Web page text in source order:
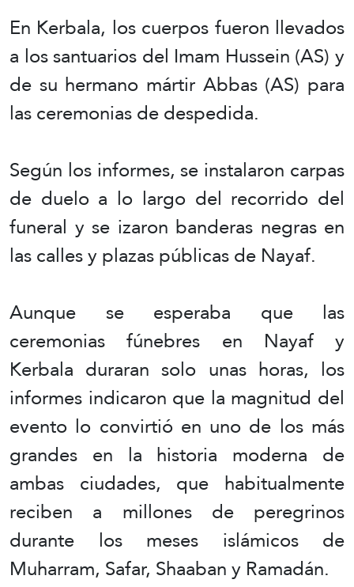
En Kerbala, los cuerpos fueron llevados
a los santuarios del Imam Hussein (AS) y
de su hermano mártir Abbas (AS) para
las ceremonias de despedida.
Según los informes, se instalaron carpas
de duelo a lo largo del recorrido del
funeral y se izaron banderas negras en
las calles y plazas públicas de Nayaf.
Aunque se esperaba que las
ceremonias fúnebres en Nayaf y
Kerbala duraran solo unas horas, los
informes indicaron que la magnitud del
evento lo convirtió en uno de los más
grandes en la historia moderna de
ambas ciudades, que habitualmente
reciben a millones de peregrinos
durante los meses islámicos de
Muharram, Safar, Shaaban y Ramadán.